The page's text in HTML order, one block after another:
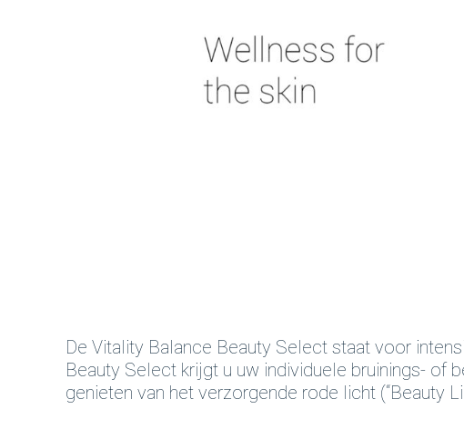
De Vitality Balance Beauty Select staat voor
Beauty Select krijgt u uw individuele bruinings- of
genieten van het verzorgende rode licht (“Beauty